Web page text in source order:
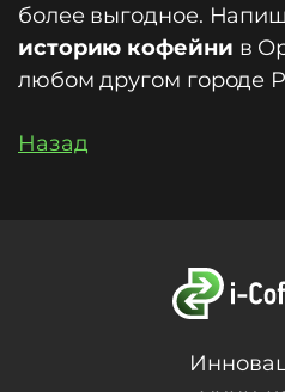
более выгодное.
историю кофейни в
любом другом городе
Назад